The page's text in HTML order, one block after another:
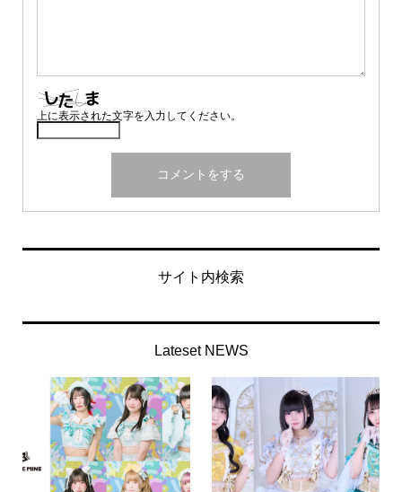
上に表示された文字を入力してください。
サイト内検索
Lateset NEWS